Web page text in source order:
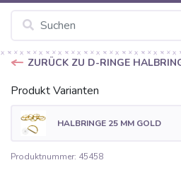
ZURÜCK ZU D-RINGE
Produkt Varianten
HALBRINGE 25 MM GOLD
Produktnummer: 45458